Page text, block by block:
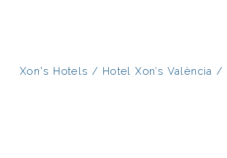
Xon's Hotels / Hotel Xon’s València /